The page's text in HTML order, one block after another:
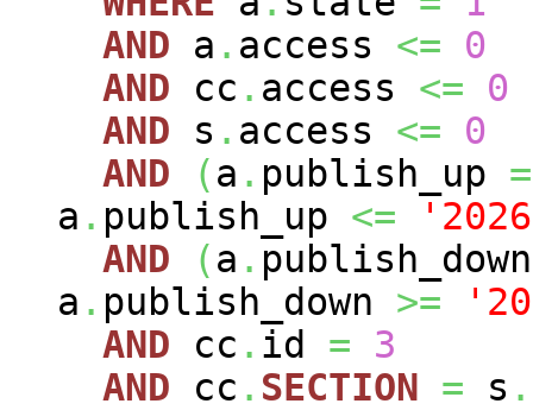
AND a . access <=
0
AND cc . access <=
0
AND s . access <=
0
AND
(a . publish_up =
a . publish_up <=
AND
(a .
a . publish_down >=
AND cc . id =
3
AND cc . SECTION = s .